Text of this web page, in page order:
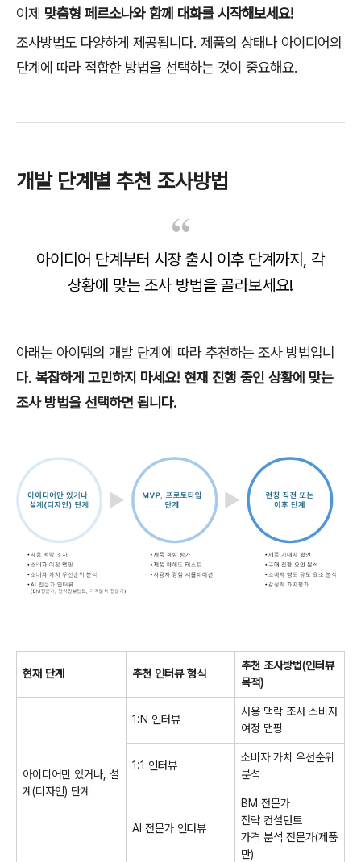
이제 맞춤형 페르소나와 함께 대화를 시작해보세요!
조사방법도 다양하게 제공됩니다. 제품의 상태나 아이디어의
단계에 따라 적합한 방법을 선택하는 것이 중요해요.
개발 단계별 추천 조사방법
아이디어 단계부터 시장 출시 이후 단계까지, 각
상황에 맞는 조사 방법을 골라보세요!
아래는 아이템의 개발 단계에 따라 추천하는 조사 방법입니
다. 복잡하게 고민하지 마세요! 현재 진행 중인 상황에 맞는
조사 방법을 선택하면 됩니다.
현재 단계 추천 인터뷰 형식
추천 조사방법(인터뷰
목적)
아이디어만 있거나, 설
계(디자인) 단계
1:N 인터뷰
사용 맥락 조사 소비자
여정 맵핑
1:1 인터뷰
소비자 가치 우선순위
분석
AI 전문가 인터뷰
BM 전문가
전략 컨설턴트
가격 분석 전문가(제품
만)